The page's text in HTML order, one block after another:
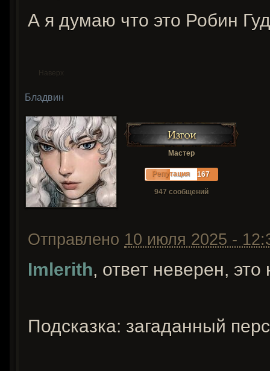
А я думаю что это Робин
Наверх
Бладвин
Мастер
Репутация 167
947 сообщений
Отправлено 10 июля 2025 -
Imlerith, ответ неверен, это
Подсказка: загаданный